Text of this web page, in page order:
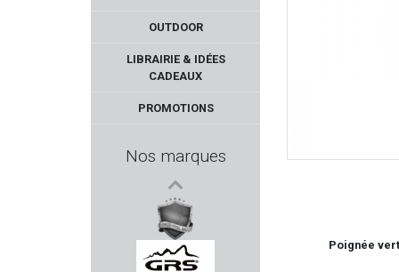
OUTDOOR
LIBRAIRIE & IDÉES
CADEAUX
PROMOTIONS
Nos marques
BATTLE ARMS
RUBBER BALLS
Poignée